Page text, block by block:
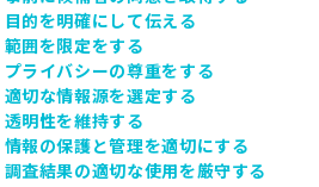
目的を明確にして伝える
範囲を限定をする
プライバシーの尊重をする
適切な情報源を選定する
透明性を維持する
情報の保護と管理を適切にする
調査結果の適切な使用を厳守する